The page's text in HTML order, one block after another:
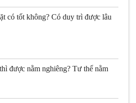
có tốt không? Có duy trì được lâu
được nằm nghiêng? Tư thế nằm